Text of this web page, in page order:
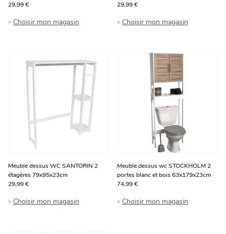
29,99 €
Choisir mon magasin
29,99 €
Choisir mon magasin
Meuble dessus WC SANTORIN 2
étagères 79x95x23cm
29,99 €
Choisir mon magasin
Meuble dessus wc STOCKHOLM 2
portes blanc et bois 63x179x23cm
74,99 €
Choisir mon magasin